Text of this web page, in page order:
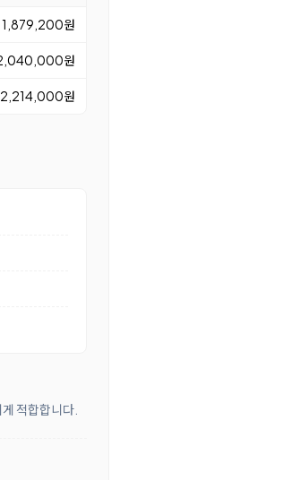
1,879,200원
원
2,214,000원
적합합니다.